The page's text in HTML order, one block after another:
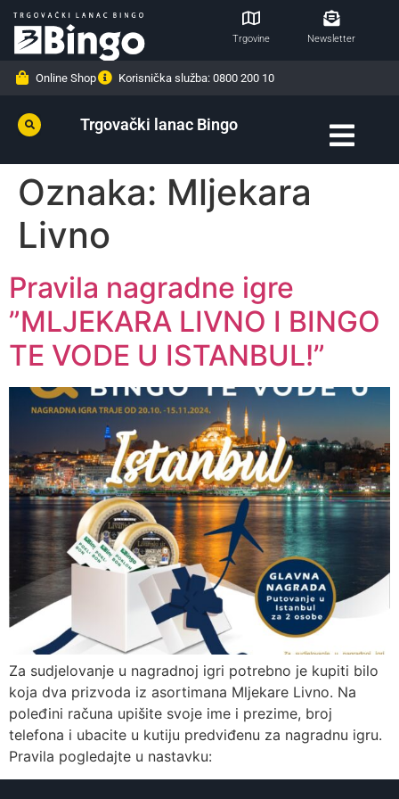
Trgovine Newsletter
Online Shop Korisnička služba: 0800 200 10
Trgovački lanac Bingo
Oznaka: Mljekara
Livno
Pravila nagradne igre
”MLJEKARA LIVNO I BINGO
TE VODE U ISTANBUL!”
Za sudjelovanje u nagradnoj igri potrebno je kupiti bilo
koja dva prizvoda iz asortimana Mljekare Livno. Na
poleđini računa upišite svoje ime i prezime, broj
telefona i ubacite u kutiju predviđenu za nagradnu igru.
Pravila pogledajte u nastavku: